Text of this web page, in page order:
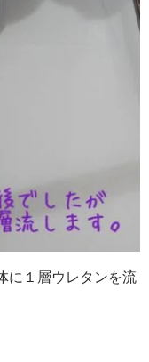
に１層ウレタンを流